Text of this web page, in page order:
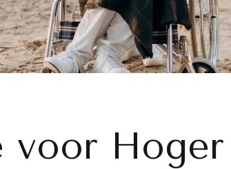
voor Hoger